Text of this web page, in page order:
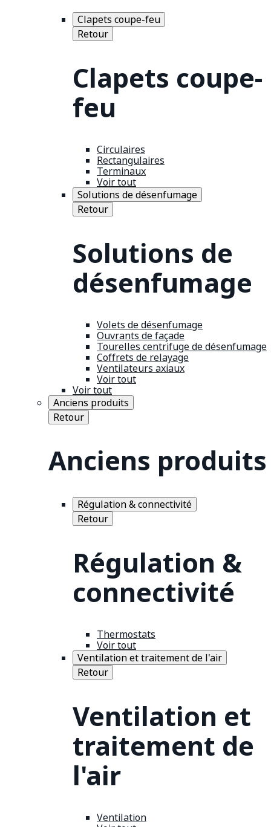
Clapets coupe-feu
Retour
Clapets coupe-
feu
Circulaires
Rectangulaires
Terminaux
Voir tout
Solutions de désenfumage
Retour
Solutions de
désenfumage
Volets de désenfumage
Ouvrants de façade
Tourelles centrifuge de désenfumage
Coffrets de relayage
Ventilateurs axiaux
Voir tout
Voir tout
Anciens produits
Retour
Anciens produits
Régulation & connectivité
Retour
Régulation &
connectivité
Thermostats
Voir tout
Ventilation et traitement de l'air
Retour
Ventilation et
traitement de
l'air
Ventilation